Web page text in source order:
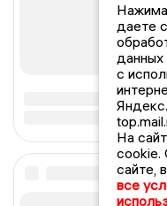
даете
данных
с
На
cookie.
сайте,
все